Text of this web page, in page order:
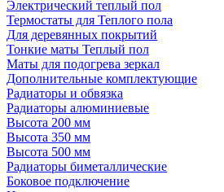
Электрический теплый пол
Термостаты для Теплого пола
Для деревянных покрытий
Тонкие маты Теплый пол
Маты для подогрева зеркал
Дополнительные комплектующие
Радиаторы и обвязка
Радиаторы алюминиевые
Высота 200 мм
Высота 350 мм
Высота 500 мм
Радиаторы биметаллические
Боковое подключение